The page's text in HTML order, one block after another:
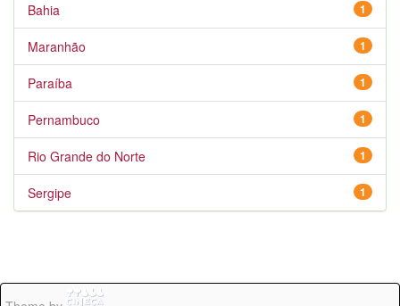
1
Bahia
1
Maranhão
1
Paraíba
1
Pernambuco
1
Rio Grande do Norte
1
Sergipe